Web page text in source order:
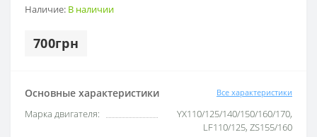
Наличие: В наличии
700грн
Основные характеристики Все характеристики
Марка двигателя:
YX110/125/140/150/160/170,
LF110/125, ZS155/160